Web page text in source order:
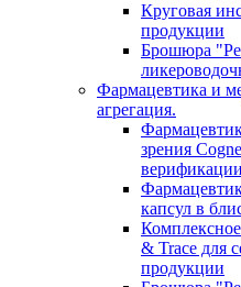
Круговая
продукции
Брошюра
Фармацевтика и
агрегация.
зрения
капсул в
& Trace для
продукции